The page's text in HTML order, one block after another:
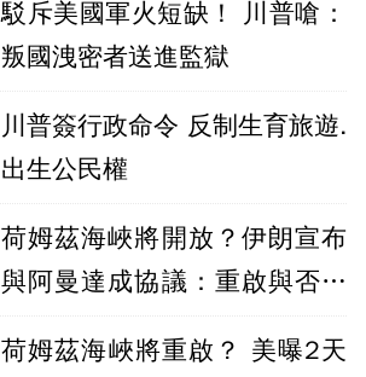
駁斥美國軍火短缺！ 川普嗆：
叛國洩密者送進監獄
川普簽行政命令 反制生育旅遊.
出生公民權
荷姆茲海峽將開放？伊朗宣布
與阿曼達成協議：重啟與否取
荷姆茲海峽將重啟？ 美曝2天